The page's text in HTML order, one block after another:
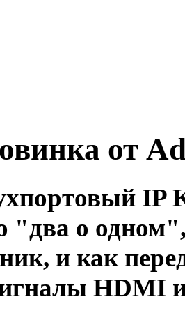
от
IP
"два о
и как
HDMI